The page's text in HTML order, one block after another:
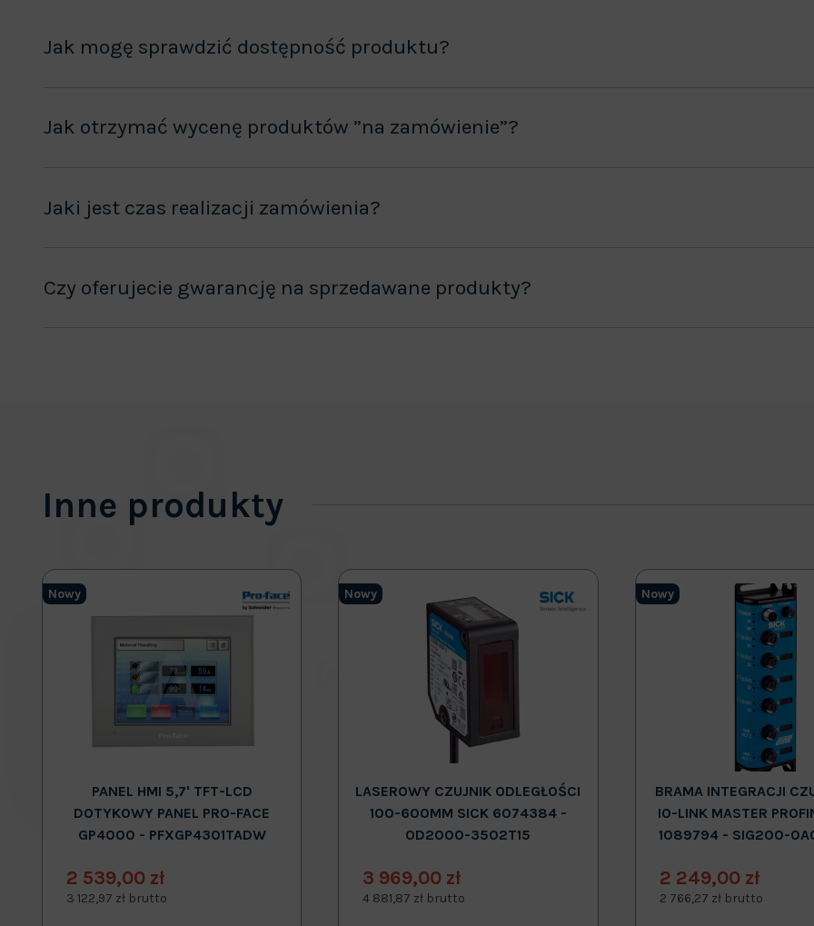
Jak mogę sprawdzić dostępność produktu?
Jak otrzymać wycenę produktów ”na zamówienie”?
Jaki jest czas realizacji zamówienia?
Czy oferujecie gwarancję na sprzedawane produkty?
Inne produkty
Nowy
PANEL HMI 5,7' TFT-LCD
DOTYKOWY PANEL PRO-FACE
GP4000 - PFXGP4301TADW
2 539,00 zł
3 122,97 zł brutto
Nowy
LASEROWY CZUJNIK ODLEGŁOŚCI
100-600MM SICK 6074384 -
OD2000-3502T15
3 969,00 zł
4 881,87 zł brutto
Nowy
BRAMA INTEGRACJI
IO-LINK MASTER
1089794 - SIG200-
2 249,00 zł
2 766,27 zł brutto